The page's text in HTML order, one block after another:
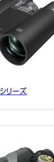
リーズ